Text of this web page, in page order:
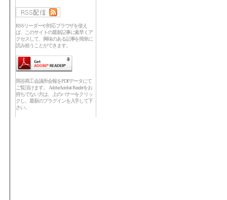
RSSリーダーや対応ブラウザを使え
ば、このサイトの最新記事に素早くア
クセスして、興味のある記事を簡単に
読み拾うことができます。
岡谷商工会議所会報をPDFデータにて
ご覧頂けます。 Adobe Acrobat Readerをお
持ちでない方は、上のバナーをクリッ
クし、最新のプラグインを入手して下
さい。